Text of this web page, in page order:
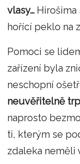
vlasy… Hirošima
hořící peklo na
Pomoci se
zařízení byla
neschopní
neuvěřitelně
naprosto
ti, kterým se
zdaleka neměli